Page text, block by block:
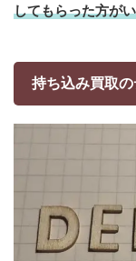
してもらった方が
持ち込み買取の